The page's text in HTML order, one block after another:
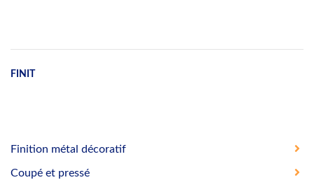
FINIT
Finition métal décoratif
Coupé et pressé